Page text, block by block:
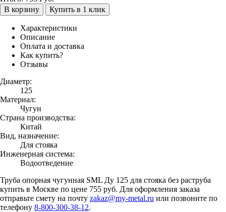
В корзину
Купить в 1 клик
Характеристики
Описание
Оплата и доставка
Как купить?
Отзывы
Диаметр:
125
Материал:
Чугун
Страна производства:
Китай
Вид, назначение:
Для стояка
Инженерная система:
Водоотведение
Труба опорная чугунная SML Ду 125 для стояка без раструба
купить в Москве по цене 755 руб. Для оформления заказа
отправьте смету на почту zakaz@my-metal.ru или позвоните по
телефону 8-800-300-38-12.